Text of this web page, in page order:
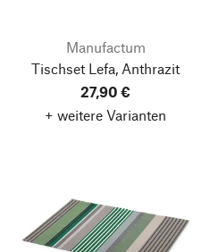
Manufactum
Tischset Lefa, Anthrazit
27,90 €
+ weitere Varianten